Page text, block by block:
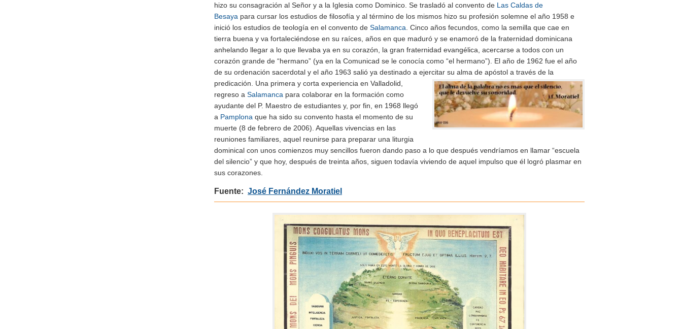
hizo su consagración al Señor y a la Iglesia como Dominico. Se trasladó al convento de Las Caldas de
Besaya para cursar los estudios de filosofía y al término de los mismos hizo su profesión solemne el año 1958 e
inició los estudios de teología en el convento de Salamanca . Cinco años fecundos, como la semilla que cae en
tierra buena y va fortaleciéndose en su raíces, años en que maduró y se enamoró de la fraternidad dominicana
anhelando llegar a lo que llevaba ya en su corazón, la gran fraternidad evangélica, acercarse a todos con un
corazón grande de “hermano” (ya en la Comunicad se le conocía como “el hermano”). El año de 1962 fue el año
de su ordenación sacerdotal y el año 1963 salió ya destinado a ejercitar su alma de apóstol a través de la
predicación. Una primera y corta experiencia en Valladolid,
regreso a Salamanca para colaborar en la formación como
ayudante del P. Maestro de estudiantes y, por fin, en 1968 llegó
a Pamplona que ha sido su convento hasta el momento de su
muerte (8 de febrero de 2006). Aquellas vivencias en las
reuniones familiares, aquel reunirse para preparar una liturgia
dominical con unos comienzos muy sencillos fueron dando paso a lo que después vendríamos en llamar “escuela
del silencio” y que hoy, después de treinta años, siguen todavía viviendo de aquel impulso que él logró plasmar en
sus corazones.
Fuente: José Fernández Moratiel